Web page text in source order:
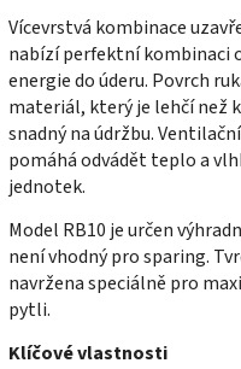
Vícevrstvá kombinace
nabízí perfektní kombinaci
energie do úderu. Povrch
materiál, který je lehčí než
snadný na údržbu.
pomáhá odvádět teplo a
jednotek.
Model RB10 je určen
není vhodný pro sparing.
navržena speciálně pro
pytli.
Klíčové vlastnosti